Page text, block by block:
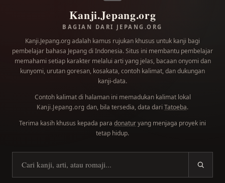
Kanji.Jepang.org
BAGIAN DARI JEPANG.ORG
Kanji.Jepang.org adalah kamus rujukan khusus untuk kanji bagi
pembelajar bahasa Jepang di Indonesia. Situs ini membantu pembelajar
memahami setiap karakter melalui arti yang jelas, bacaan onyomi dan
kunyomi, urutan goresan, kosakata, contoh kalimat, dan dukungan
kanji-data.
Contoh kalimat di halaman ini memadukan kalimat lokal
Kanji.Jepang.org dan, bila tersedia, data dari Tatoeba.
Terima kasih khusus kepada para donaturyang menjaga proyek ini
tetap hidup.
Cari kanji